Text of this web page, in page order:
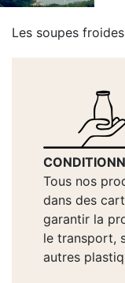
Les soupes
Tous nos
dans des
garantir la
le transport,
autres